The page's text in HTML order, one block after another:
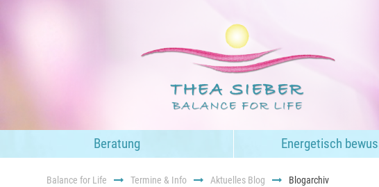
überspringen
Beratung Energetisch
Balance for Life Termine & Info Aktuelles Blog Blogarchiv